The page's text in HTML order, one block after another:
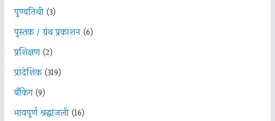
पुण्यतिथी(3)
पुस्तक / ग्रंथ प्रकाशन(6)
प्रशिक्षण(2)
प्रादेशिक(319)
बँकिंग(9)
भावपूर्ण श्रद्धांजली(16)